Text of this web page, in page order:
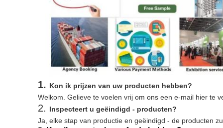
1. Kon ik prijzen van uw producten hebben?
Welkom. Gelieve te voelen vrij om ons een e-mail hier te
2. Inspecteert u geëindigd - producten?
Ja, elke stap van productie en geëindigd - de producten